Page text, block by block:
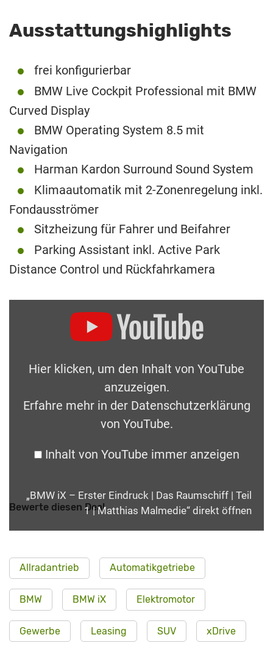
Ausstattungshighlights
frei konfigurierbar
BMW Live Cockpit Professional mit BMW
Curved Display
BMW Operating System 8.5 mit
Navigation
Harman Kardon Surround Sound System
Klimaautomatik mit 2-Zonenregelung inkl.
Fondausströmer
Sitzheizung für Fahrer und Beifahrer
Parking Assistant inkl. Active Park
Distance Control und Rückfahrkamera
Hier klicken, um den Inhalt von YouTube
anzuzeigen.
Erfahre mehr in der Datenschutzerklärung
von YouTube.
Inhalt von YouTube immer anzeigen
„BMW iX – Erster Eindruck | Das Raumschiff | Teil
1 | Matthias Malmedie“ direkt öffnen
Bewerte diesen Deal
Allradantrieb Automatikgetriebe
BMW BMW iX Elektromotor
Gewerbe Leasing SUV xDrive